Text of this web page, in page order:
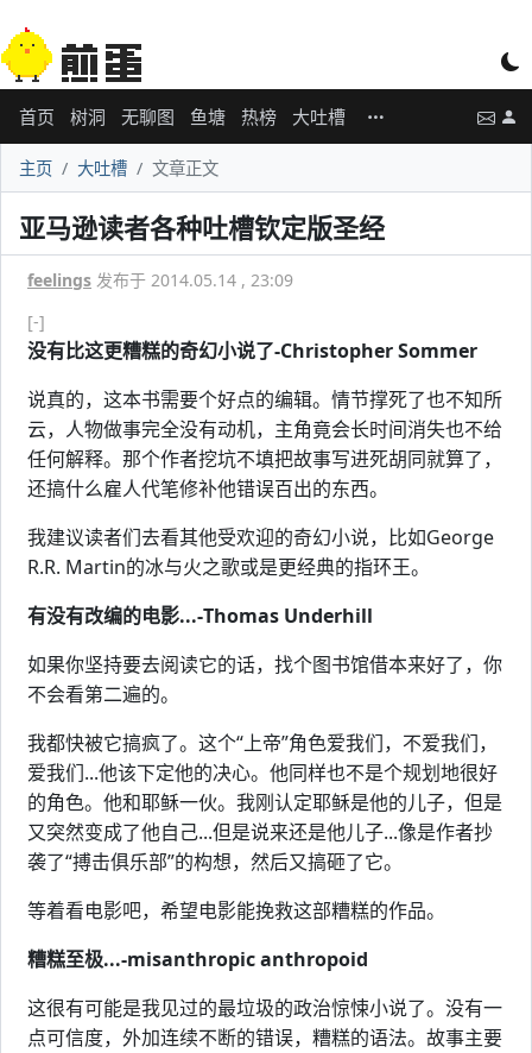
首页 树洞 无聊图 鱼塘 热榜 大吐槽
主页 大吐槽 文章正文
亚马逊读者各种吐槽钦定版圣经
feelings 发布于 2014.05.14 , 23:09
[-]
没有比这更糟糕的奇幻小说了-Christopher Sommer
说真的，这本书需要个好点的编辑。情节撑死了也不知所
云，人物做事完全没有动机，主角竟会长时间消失也不给
任何解释。那个作者挖坑不填把故事写进死胡同就算了，
还搞什么雇人代笔修补他错误百出的东西。
我建议读者们去看其他受欢迎的奇幻小说，比如George
R.R. Martin的冰与火之歌或是更经典的指环王。
有没有改编的电影...-Thomas Underhill
如果你坚持要去阅读它的话，找个图书馆借本来好了，你
不会看第二遍的。
我都快被它搞疯了。这个“上帝”角色爱我们，不爱我们，
爱我们...他该下定他的决心。他同样也不是个规划地很好
的角色。他和耶稣一伙。我刚认定耶稣是他的儿子，但是
又突然变成了他自己...但是说来还是他儿子...像是作者抄
袭了“搏击俱乐部”的构想，然后又搞砸了它。
等着看电影吧，希望电影能挽救这部糟糕的作品。
糟糕至极...-misanthropic anthropoid
这很有可能是我见过的最垃圾的政治惊悚小说了。没有一
点可信度，外加连续不断的错误，糟糕的语法。故事主要